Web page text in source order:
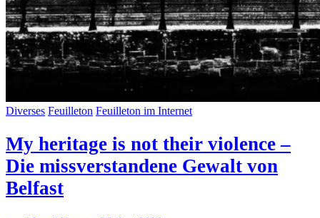
Diverses Feuilleton Feuilleton im Internet
My heritage is not their violence –
Die missverstandene Gewalt von
Belfast